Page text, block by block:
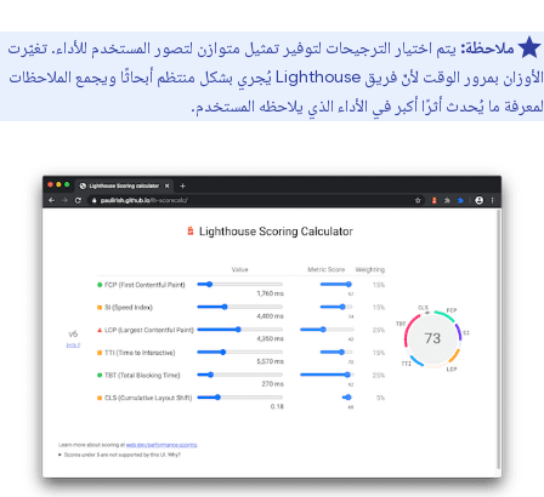
ملاحظة: يتم اختيار الترجيحات لتوفير تمثيل متوازن لتصور المستخدم للأداء. تغيّرت
الأوزان بمرور الوقت لأنّ فريق Lighthouse يُجري بشكل منتظم أبحاثًا ويجمع الملاحظات
لمعرفة ما يُحدث أثرًا أكبر في الأداء الذي يلاحظه المستخدم.